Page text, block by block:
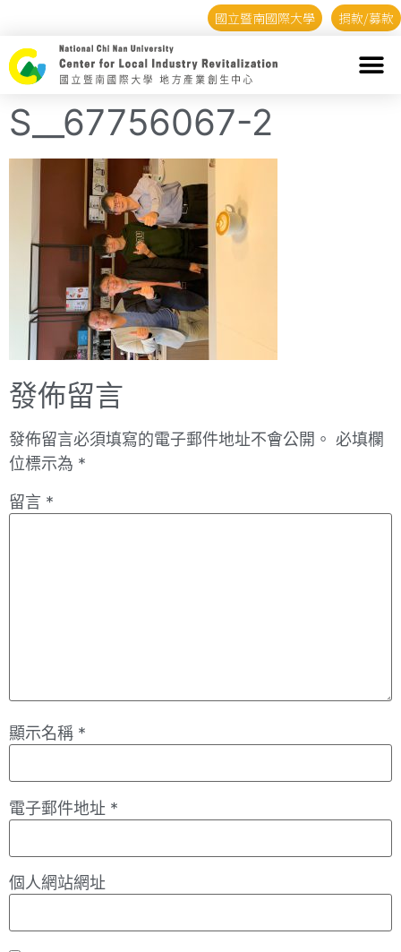
國立暨南國際大學 捐款/募款
S__67756067-2
發佈留言
發佈留言必須填寫的電子郵件地址不會公開。 必填欄
位標示為 *
留言 *
顯示名稱 *
電子郵件地址 *
個人網站網址